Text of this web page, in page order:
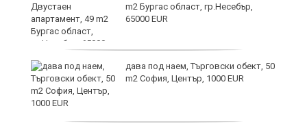
m2 Бургас област, гр.Несебър,
65000 EUR
дава под наем, Търговски обект, 50
m2 София, Център, 1000 EUR